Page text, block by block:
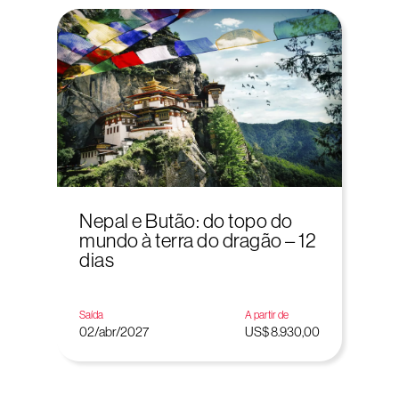
Nepal e Butão: do topo do
mundo à terra do dragão – 12
dias
Saída
02/abr/2027
A partir de
US$ 8.930,00